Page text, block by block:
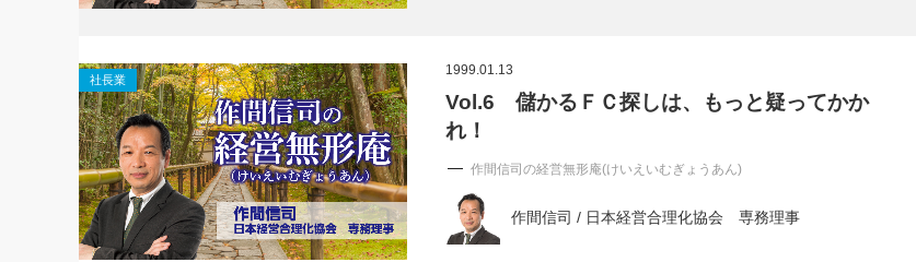
社長業
1999.01.13
Vol.6 儲かるＦＣ探しは、もっと疑ってかか
れ！
作間信司の経営無形庵(けいえいむぎょうあん)
作間信司 / 日本経営合理化協会 専務理事